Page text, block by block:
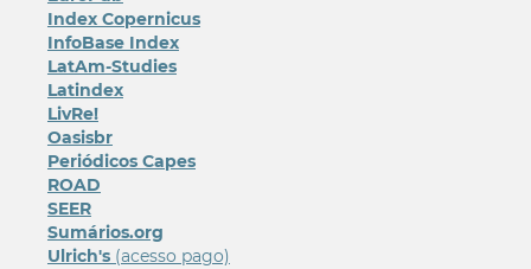
Index Copernicus
InfoBase Index
LatAm-Studies
Latindex
LivRe!
Oasisbr
Periódicos Capes
ROAD
SEER
Sumários.org
Ulrich's(acesso pago)